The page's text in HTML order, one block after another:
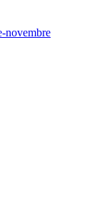
novembre